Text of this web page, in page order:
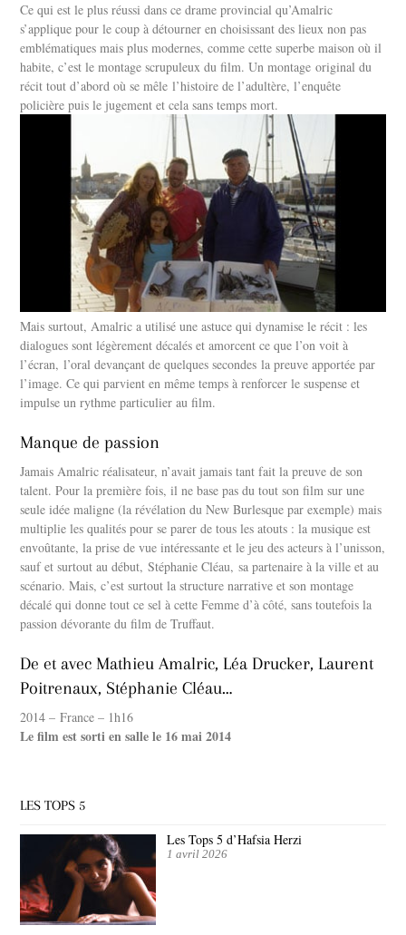
Ce qui est le plus réussi dans ce drame provincial qu’Amalric
s’applique pour le coup à détourner en choisissant des lieux non pas
emblématiques mais plus modernes, comme cette superbe maison où il
habite, c’est le montage scrupuleux du film. Un montage original du
récit tout d’abord où se mêle l’histoire de l’adultère, l’enquête
policière puis le jugement et cela sans temps mort.
Mais surtout, Amalric a utilisé une astuce qui dynamise le récit : les
dialogues sont légèrement décalés et amorcent ce que l’on voit à
l’écran, l’oral devançant de quelques secondes la preuve apportée par
l’image. Ce qui parvient en même temps à renforcer le suspense et
impulse un rythme particulier au film.
Manque de passion
Jamais Amalric réalisateur, n’avait jamais tant fait la preuve de son
talent. Pour la première fois, il ne base pas du tout son film sur une
seule idée maligne (la révélation du New Burlesque par exemple) mais
multiplie les qualités pour se parer de tous les atouts : la musique est
envoûtante, la prise de vue intéressante et le jeu des acteurs à l’unisson,
sauf et surtout au début, Stéphanie Cléau, sa partenaire à la ville et au
scénario. Mais, c’est surtout la structure narrative et son montage
décalé qui donne tout ce sel à cette Femme d’à côté, sans toutefois la
passion dévorante du film de Truffaut.
De et avec Mathieu Amalric, Léa Drucker, Laurent
Poitrenaux, Stéphanie Cléau…
2014 – France – 1h16
Le film est sorti en salle le 16 mai 2014
LES TOPS 5
Les Tops 5 d’Hafsia Herzi
1 avril 2026